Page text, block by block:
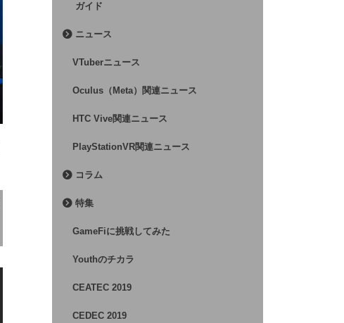
ガイド
ニュース
VTuberニュース
Oculus（Meta）関連ニュース
HTC Vive関連ニュース
PlayStationVR関連ニュース
コラム
特集
GameFiに挑戦してみた
Youthのチカラ
CEATEC 2019
CEDEC 2019